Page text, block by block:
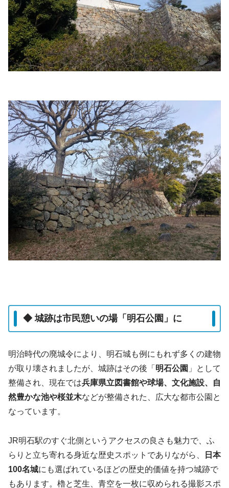
◆ 城跡は市民憩いの場「明石公園」に
明治時代の廃城令により、明石城も例にもれず多くの建物
が取り壊されましたが、城跡はその後「 明石公園 」として
整備され、現在では兵庫県立図書館や球場、文化施設、自
然豊かな池や桜並木などが整備された、広大な都市公園と
なっています。
JR明石駅のすぐ北側というアクセスの良さも魅力で、ふ
らりと立ち寄れる身近な歴史スポットでありながら、
日本
100名城にも選ばれているほどの歴史的価値を持つ城跡で
もあります。櫓と芝生、青空を一枚に収められる撮影スポ